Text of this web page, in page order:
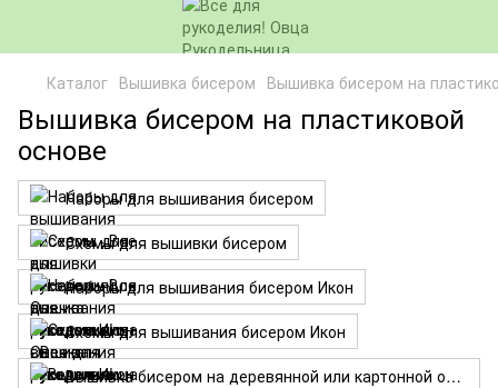
Каталог Вышивка бисером Вышивка бисером на
Вышивка бисером на пластиковой
основе
Наборы для вышивания бисером
Схемы для вышивки бисером
Наборы для вышивания бисером Икон
Схемы для вышивания бисером Икон
Вышивка бисером на деревянной или картонной основе